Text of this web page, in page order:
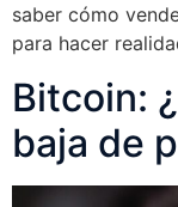
saber cómo
para hacer
Bitcoin:
baja de